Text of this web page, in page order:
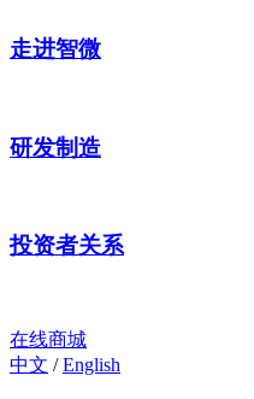
走进智微
研发制造
投资者关系
在线商城
中文 /English